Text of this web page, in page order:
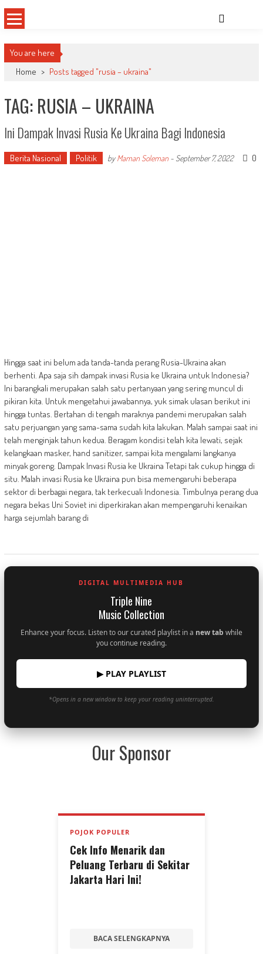
You are here
Home > Posts tagged "rusia – ukraina"
TAG: RUSIA – UKRAINA
Ini Dampak Invasi Rusia Ke Ukraina Bagi Indonesia
Berita Nasional Politik byMaman Soleman- September 7, 2022 0
Hingga saat ini belum ada tanda-tanda perang Rusia-Ukraina akan
berhenti. Apa saja sih dampak invasi Rusia ke Ukraina untuk Indonesia?
Ini barangkali merupakan salah satu pertanyaan yang sering muncul di
pikiran kita. Untuk mengetahui jawabannya, yuk simak ulasan berikut ini
hingga tuntas. Bertahan di tengah maraknya pandemi merupakan salah
satu perjuangan yang sama-sama sudah kita lakukan. Malah sampai saat ini
telah menginjak tahun kedua. Beragam kondisi telah kita lewati, sejak
kelangkaan masker, hand sanitizer, sampai kita mengalami langkanya
minyak goreng. Dampak Invasi Rusia ke Ukraina Tetapi tak cukup hingga di
situ. Malah invasi Rusia ke Ukraina pun bisa memengaruhi beberapa
sektor di berbagai negara, tak terkecuali Indonesia. Timbulnya perang dua
negara bekas Uni Soviet ini diperkirakan akan mempengaruhi kenaikan
harga sejumlah barang di
DIGITAL MULTIMEDIA HUB
Triple Nine
Music Collection
Enhance your focus. Listen to our curated playlist in a new tab while
you continue reading.
▶ PLAY PLAYLIST
*Opens in a new window to keep your reading uninterrupted.
Our Sponsor
POJOK POPULER
Cek Info Menarik dan
Peluang Terbaru di Sekitar
Jakarta Hari Ini!
BACA SELENGKAPNYA